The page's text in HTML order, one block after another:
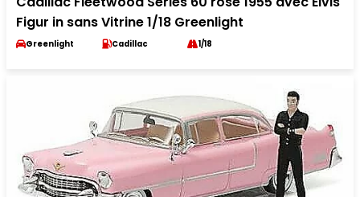
Figur in sans Vitrine 1/18 Greenlight
Greenlight Cadillac 1/18